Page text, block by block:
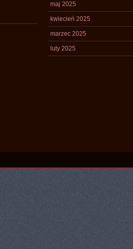
maj 2025
kwiecień 2025
marzec 2025
luty 2025